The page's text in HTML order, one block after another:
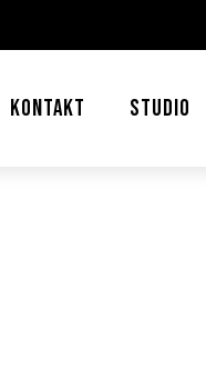
KONTAKT STUDIO